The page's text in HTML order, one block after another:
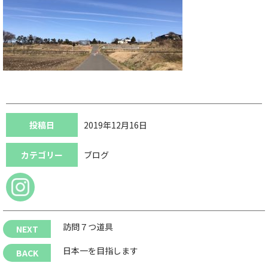
投稿日 2019年12月16日
カテゴリー ブログ
訪問７つ道具
日本一を目指します